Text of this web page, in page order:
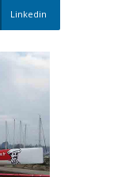
Linkedin